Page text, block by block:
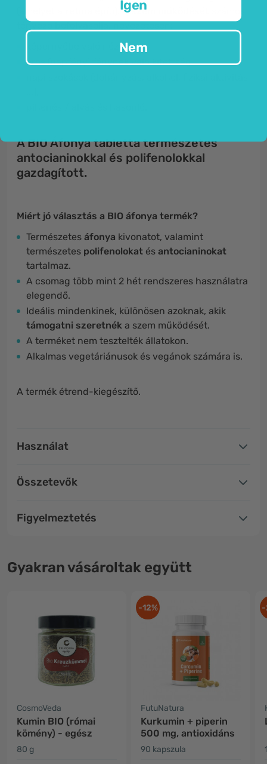
építi). Aszem
tényező befolyásolja, nevezetesen:
képernyőbe való nézés,
erős (napfény) fénynek való kitettség,
A BIO Áfonya tabletta természetes
antocianinokkal és polifenolokkal
gazdagított.
Miért jó választás a BIO áfonya termék?
Természetes áfonya kivonatot, valamint
természetes polifenolokat és antocianinokat
tartalmaz.
A csomag több mint 2 hét rendszeres használatra
elegendő.
Ideális mindenkinek, különösen azoknak, akik
támogatni szeretnék a szem működését.
A terméket nem tesztelték állatokon.
Alkalmas vegetáriánusok és vegánok számára is.
A termék étrend-kiegészítő.
Használat
Összetevők
Figyelmeztetés
Gyakran vásároltak együtt
CosmoVeda
Kumin BIO (római
kömény) - egész
80 g
-12%
FutuNatura
Kurkumin + piperin
500 mg, antioxidáns
90 kapszula
-
Igen
Nem